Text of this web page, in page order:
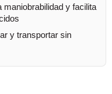
maniobrabilidad y facilita
y transportar sin